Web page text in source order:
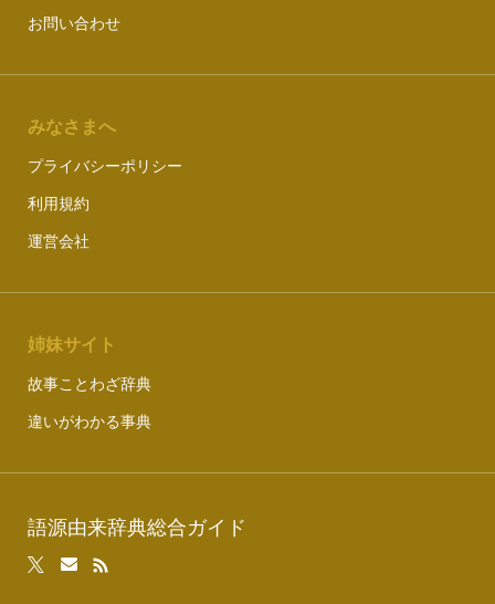
お問い合わせ
みなさまへ
プライバシーポリシー
利用規約
運営会社
姉妹サイト
故事ことわざ辞典
違いがわかる事典
語源由来辞典総合ガイド